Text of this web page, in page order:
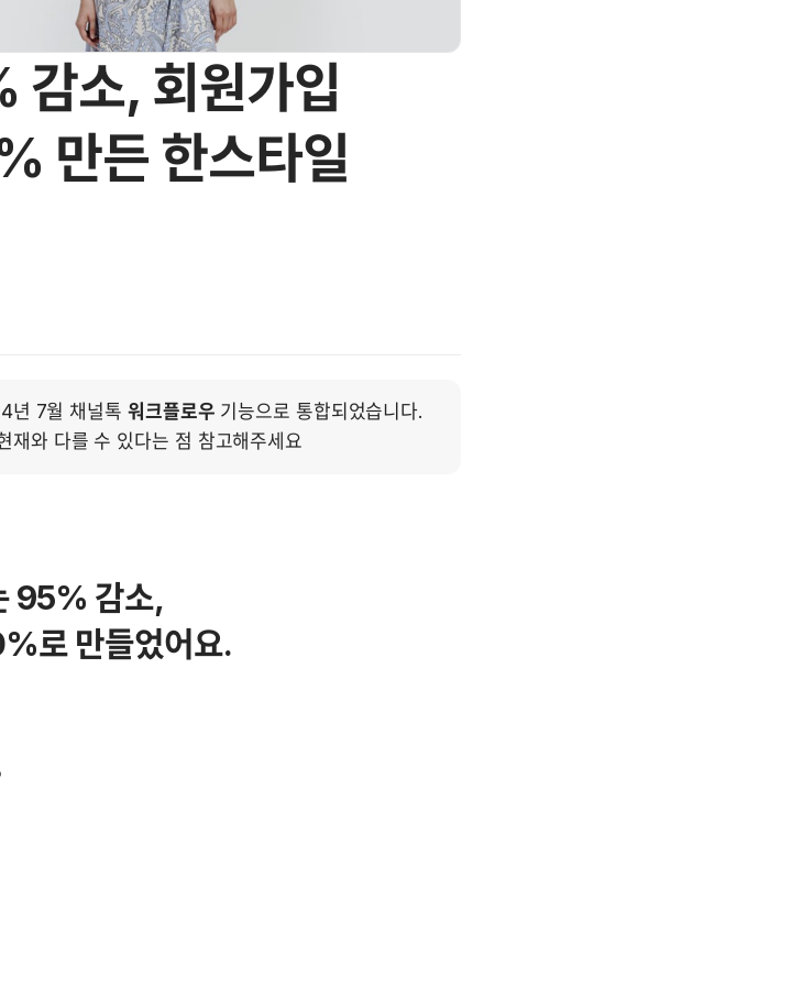
감소, 회원가입
만든 한스타일
년 7월 채널톡 워크플로우 기능으로 통합되었습니다.
재와 다를 수 있다는 점 참고해주세요
로 만들었어요.